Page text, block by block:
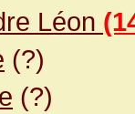
Léon
(?)
(?)